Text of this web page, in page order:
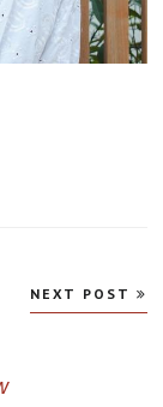
NEXT POST